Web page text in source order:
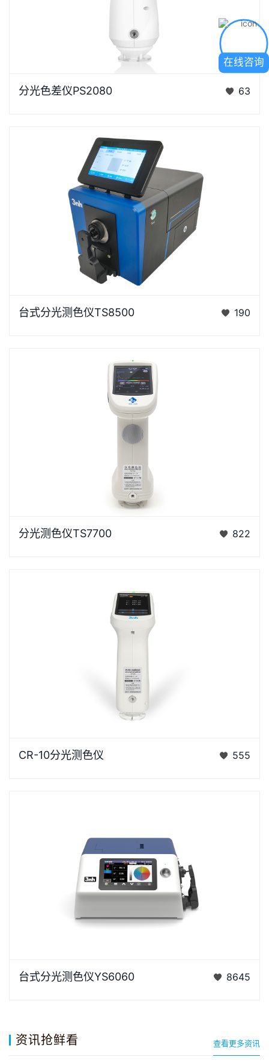
系列的昵称，“胖妞&rdq…
分光色差仪PS2080 63
研发的分光测色仪，采用双阵列CMOS图像感应器具有
台式分光测色仪TS8500 190
仪是3nh公司花费3年时间、精心设计的、完…
分光测色仪TS7700 822
仪，使用方便，一键可完成测量，采用内置大面积硅光
CR-10分光测色仪 555
的国产台式光栅分光测色仪， TFT真彩7inch电容触摸
台式分光测色仪YS6060 8645
资讯抢鲜看 查看更多资讯
在线咨询